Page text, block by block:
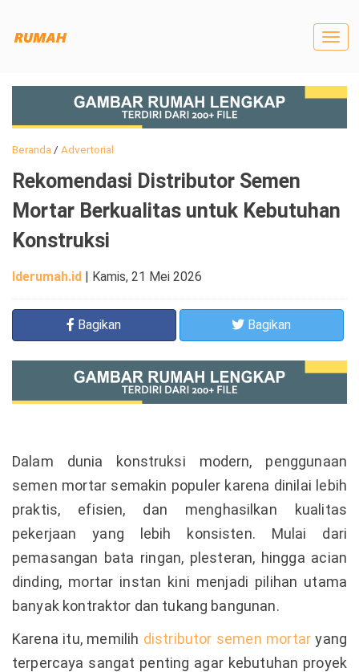
Beranda/ Advertorial
Rekomendasi Distributor Semen
Mortar Berkualitas untuk Kebutuhan
Konstruksi
Iderumah.id Kamis, 21 Mei 2026
Bagikan Bagikan
Dalam dunia konstruksi modern, penggunaan
semen mortar semakin populer karena dinilai lebih
praktis, efisien, dan menghasilkan kualitas
pekerjaan yang lebih konsisten. Mulai dari
pemasangan bata ringan, plesteran, hingga acian
dinding, mortar instan kini menjadi pilihan utama
banyak kontraktor dan tukang bangunan.
Karena itu, memilih distributor semen mortaryang
terpercaya sangat penting agar kebutuhan proyek